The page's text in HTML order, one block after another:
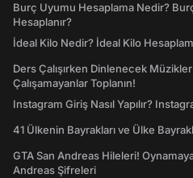
Burç Uyumu Hesaplama Nedir?
Hesaplanır?
İdeal Kilo Nedir? İdeal Kilo
Ders Çalışırken Dinlenecek
Çalışamayanlar Toplanın!
Instagram Giriş Nasıl Yapılır?
41 Ülkenin Bayrakları ve Ülke
GTA San Andreas Hileleri!
Andreas Şifreleri